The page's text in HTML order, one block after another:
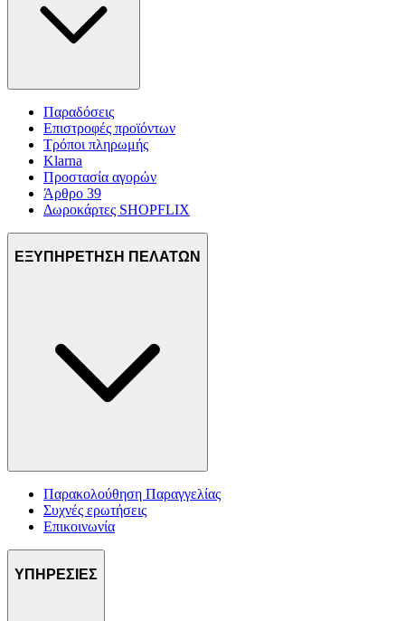
Παραδόσεις
Επιστροφές προϊόντων
Τρόποι πληρωμής
Klarna
Προστασία αγορών
Άρθρο 39
Δωροκάρτες SHOPFLIX
ΕΞΥΠΗΡΕΤΗΣΗ ΠΕΛΑΤΩΝ
Παρακολούθηση Παραγγελίας
Συχνές ερωτήσεις
Επικοινωνία
ΥΠΗΡΕΣΙΕΣ